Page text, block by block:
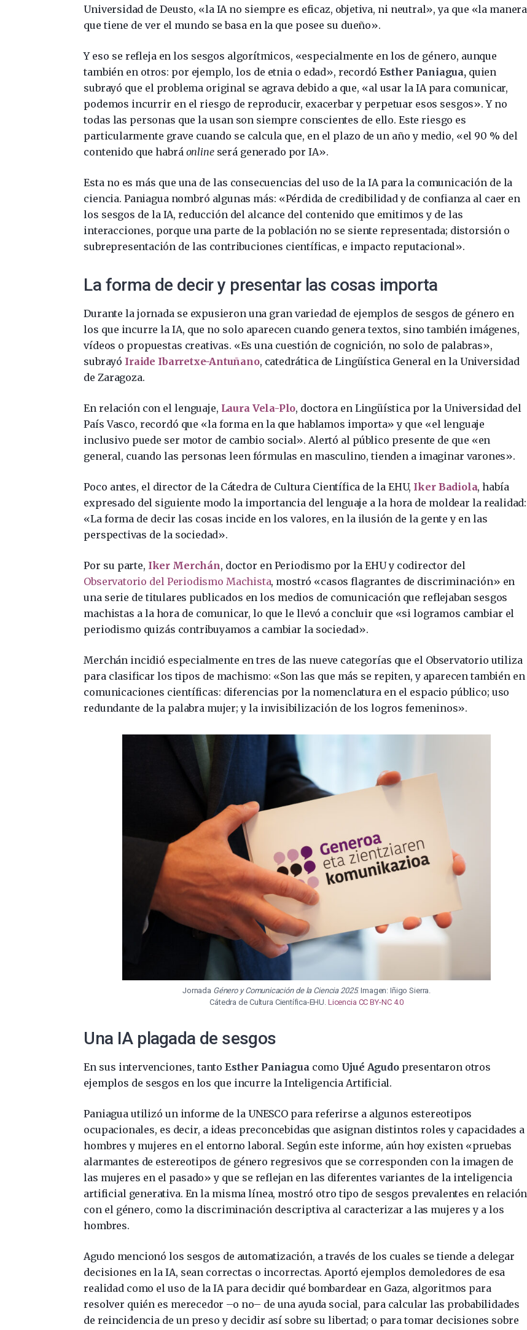
Universidad de Deusto, «la IA no siempre es eficaz, objetiva, ni neutral», ya que «la manera
que tiene de ver el mundo se basa en la que posee su dueño».
Y eso se refleja en los sesgos algorítmicos, «especialmente en los de género, aunque
también en otros: por ejemplo, los de etnia o edad», recordó Esther Paniagua, quien
subrayó que el problema original se agrava debido a que, «al usar la IA para comunicar,
podemos incurrir en el riesgo de reproducir, exacerbar y perpetuar esos sesgos». Y no
todas las personas que la usan son siempre conscientes de ello. Este riesgo es
particularmente grave cuando se calcula que, en el plazo de un año y medio, «el 90 % del
contenido que habrá online será generado por IA».
Esta no es más que una de las consecuencias del uso de la IA para la comunicación de la
ciencia. Paniagua nombró algunas más: «Pérdida de credibilidad y de confianza al caer en
los sesgos de la IA, reducción del alcance del contenido que emitimos y de las
interacciones, porque una parte de la población no se siente representada; distorsión o
subrepresentación de las contribuciones científicas, e impacto reputacional».
La forma de decir y presentar las cosas importa
Durante la jornada se expusieron una gran variedad de ejemplos de sesgos de género en
los que incurre la IA, que no solo aparecen cuando genera textos, sino también imágenes,
vídeos o propuestas creativas. «Es una cuestión de cognición, no solo de palabras»,
subrayó Iraide Ibarretxe-Antuñano, catedrática de Lingüística General en la Universidad
de Zaragoza.
En relación con el lenguaje, Laura Vela-Plo, doctora en Lingüística por la Universidad del
País Vasco, recordó que «la forma en la que hablamos importa» y que «el lenguaje
inclusivo puede ser motor de cambio social». Alertó al público presente de que «en
general, cuando las personas leen fórmulas en masculino, tienden a imaginar varones».
Poco antes, el director de la Cátedra de Cultura Científica de la EHU, Iker Badiola, había
expresado del siguiente modo la importancia del lenguaje a la hora de moldear la realidad:
«La forma de decir las cosas incide en los valores, en la ilusión de la gente y en las
perspectivas de la sociedad».
Por su parte, Iker Merchán, doctor en Periodismo por la EHU y codirector del
Observatorio del Periodismo Machista, mostró «casos flagrantes de discriminación» en
una serie de titulares publicados en los medios de comunicación que reflejaban sesgos
machistas a la hora de comunicar, lo que le llevó a concluir que «si logramos cambiar el
periodismo quizás contribuyamos a cambiar la sociedad».
Merchán incidió especialmente en tres de las nueve categorías que el Observatorio utiliza
para clasificar los tipos de machismo: «Son las que más se repiten, y aparecen también en
comunicaciones científicas: diferencias por la nomenclatura en el espacio público; uso
redundante de la palabra mujer; y la invisibilización de los logros femeninos».
Jornada Género y Comunicación de la Ciencia 2025. Imagen: Iñigo Sierra.
Cátedra de Cultura Científica-EHU. Licencia CC BY-NC 4.0
Una IA plagada de sesgos
En sus intervenciones, tantoEsther Paniagua como Ujué Agudopresentaron otros
ejemplos de sesgos en los que incurre la Inteligencia Artificial.
Paniagua utilizó un informe de la UNESCO para referirse a algunos estereotipos
ocupacionales, es decir, a ideas preconcebidas que asignan distintos roles y capacidades a
hombres y mujeres en el entorno laboral. Según este informe, aún hoy existen «pruebas
alarmantes de estereotipos de género regresivos que se corresponden con la imagen de
las mujeres en el pasado» y que se reflejan en las diferentes variantes de la inteligencia
artificial generativa. En la misma línea, mostró otro tipo de sesgos prevalentes en relación
con el género, como la discriminación descriptiva al caracterizar a las mujeres y a los
hombres.
Agudo mencionó los sesgos de automatización, a través de los cuales se tiende a delegar
decisiones en la IA, sean correctas o incorrectas. Aportó ejemplos demoledores de esa
realidad como el uso de la IA para decidir qué bombardear en Gaza, algoritmos para
resolver quién es merecedor –o no– de una ayuda social, para calcular las probabilidades
de reincidencia de un preso y decidir así sobre su libertad; o para tomar decisiones sobre